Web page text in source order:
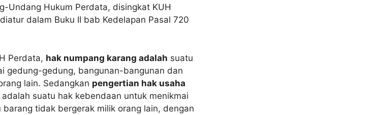
Undang Hukum Perdata, disingkat KUH
dalam Buku II bab Kedelapan Pasal 720
Perdata, hak numpang karang adalah suatu
gedung-gedung, bangunan-bangunan dan
lain. Sedangkan pengertian hak usaha
suatu hak kebendaan untuk menikmai
tidak bergerak milik orang lain, dengan